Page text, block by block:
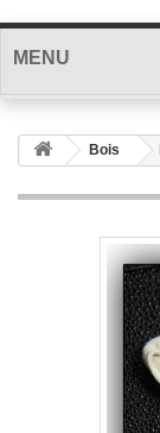
MENU
Bois